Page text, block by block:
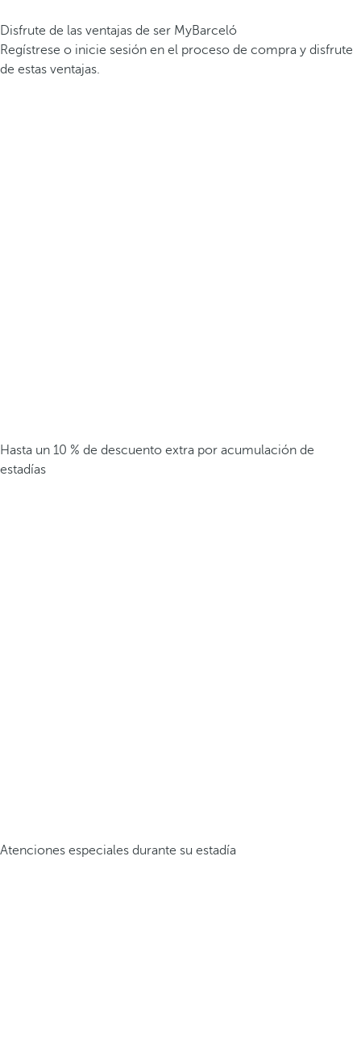
Disfrute de las ventajas de ser MyBarceló
Regístrese o inicie sesión en el proceso de compra y disfrute
de estas ventajas.
Hasta un 10 % de descuento extra por acumulación de
estadías
Atenciones especiales durante su estadía